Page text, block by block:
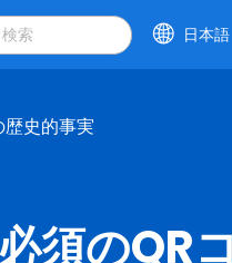
日本語
史的事実
須のQR